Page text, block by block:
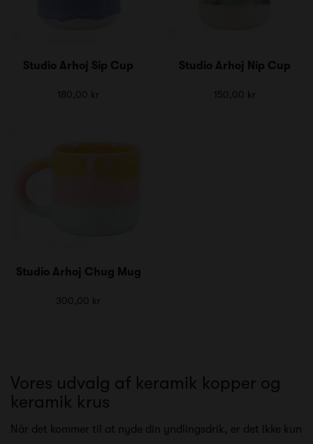
Studio Arhoj Sip Cup
180,00 kr
Studio Arhoj Nip Cup
150,00 kr
Studio Arhoj Chug Mug
300,00 kr
Vores udvalg af keramik kopper og
keramik krus
Når det kommer til at nyde din yndlingsdrik, er det ikke kun